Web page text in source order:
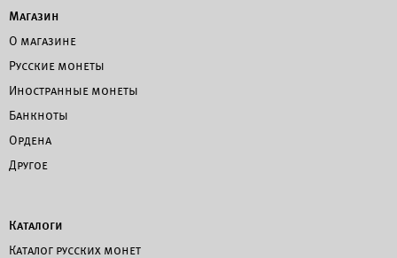
Магазин
О магазине
Русские монеты
Иностранные монеты
Банкноты
Ордена
Другое
Каталоги
Каталог русских монет